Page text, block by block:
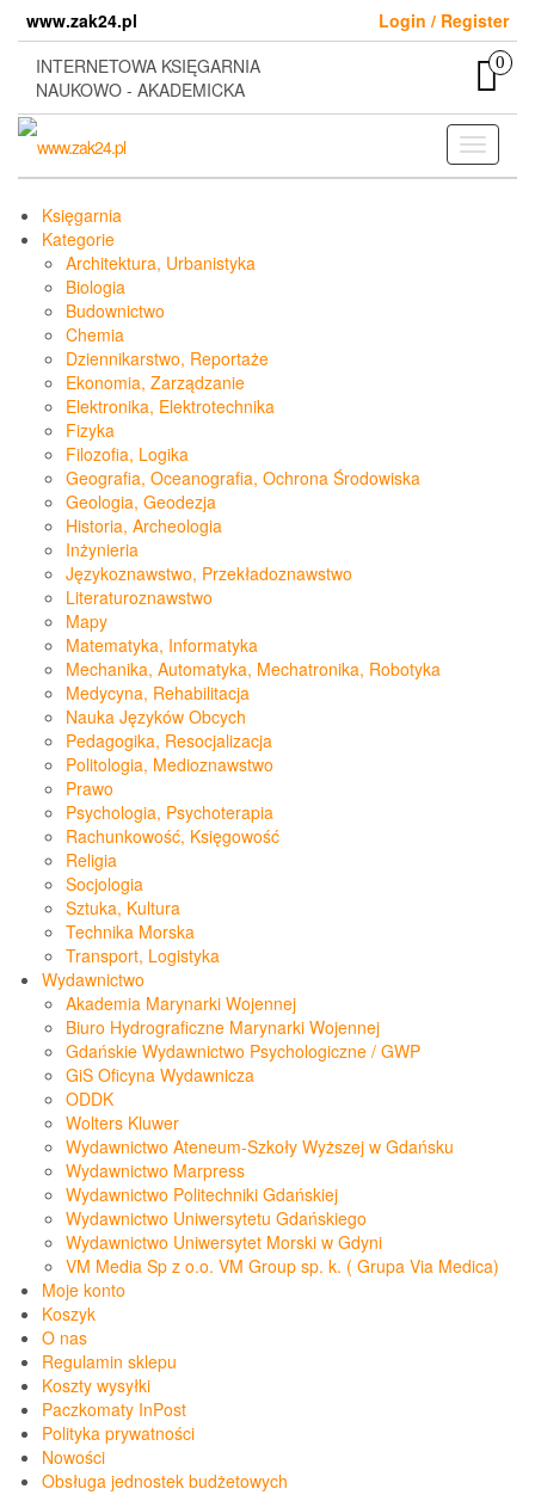
content
www.zak24.pl
Login / Register
INTERNETOWA KSIĘGARNIA
NAUKOWO - AKADEMICKA
0
Toggle
Księgarnia
Kategorie
Architektura, Urbanistyka
Biologia
Budownictwo
Chemia
Dziennikarstwo, Reportaże
Ekonomia, Zarządzanie
Elektronika, Elektrotechnika
Fizyka
Filozofia, Logika
Geografia, Oceanografia, Ochrona Środowiska
Geologia, Geodezja
Historia, Archeologia
Inżynieria
Językoznawstwo, Przekładoznawstwo
Literaturoznawstwo
Mapy
Matematyka, Informatyka
Mechanika, Automatyka, Mechatronika, Robotyka
Medycyna, Rehabilitacja
Nauka Języków Obcych
Pedagogika, Resocjalizacja
Politologia, Medioznawstwo
Prawo
Psychologia, Psychoterapia
Rachunkowość, Księgowość
Religia
Socjologia
Sztuka, Kultura
Technika Morska
Transport, Logistyka
Wydawnictwo
Akademia Marynarki Wojennej
Biuro Hydrograficzne Marynarki Wojennej
Gdańskie Wydawnictwo Psychologiczne / GWP
GiS Oficyna Wydawnicza
ODDK
Wolters Kluwer
Wydawnictwo Ateneum-Szkoły Wyższej w Gdańsku
Wydawnictwo Marpress
Wydawnictwo Politechniki Gdańskiej
Wydawnictwo Uniwersytetu Gdańskiego
Wydawnictwo Uniwersytet Morski w Gdyni
VM Media Sp z o.o. VM Group sp. k. ( Grupa Via Medica)
Moje konto
Koszyk
O nas
Regulamin sklepu
Koszty wysyłki
Paczkomaty InPost
Polityka prywatności
Nowości
Obsługa jednostek budżetowych